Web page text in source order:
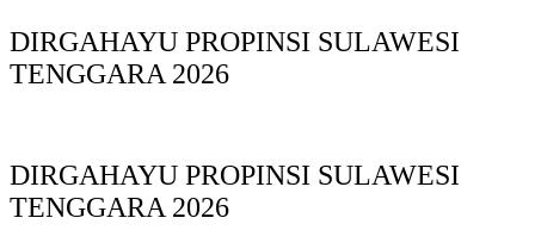
DIRGAHAYU PROPINSI SULAWESI
TENGGARA 2026
DIRGAHAYU PROPINSI SULAWESI
TENGGARA 2026